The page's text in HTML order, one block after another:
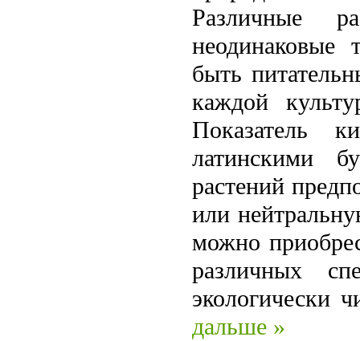
Различные
неодинаковые
быть
каждой
Показатель
латинскими
растений
или
мож­но
различных
экологически
дальше »